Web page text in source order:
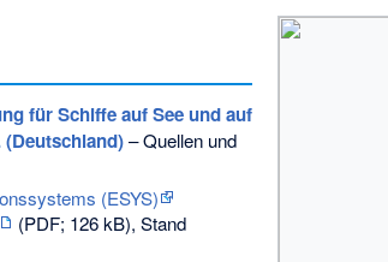
für Schiffe auf See und auf
(Deutschland)– Quellen und
(ESYS)
(PDF; 126 kB), Stand